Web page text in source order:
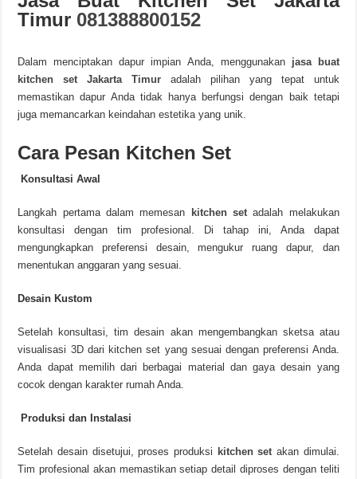
Timur 081388800152
Dalam menciptakan dapur impian Anda, menggunakan
jasa buat
kitchen set Jakarta Timur adalah pilihan yang tepat untuk
memastikan dapur Anda tidak hanya berfungsi dengan baik tetapi
juga memancarkan keindahan estetika yang unik.
Cara Pesan Kitchen Set
Konsultasi Awal
Langkah pertama dalam memesan kitchen setadalah melakukan
konsultasi dengan tim profesional. Di tahap ini, Anda dapat
mengungkapkan preferensi desain, mengukur ruang dapur, dan
menentukan anggaran yang sesuai.
Desain Kustom
Setelah konsultasi, tim desain akan mengembangkan sketsa atau
visualisasi 3D dari kitchen set yang sesuai dengan preferensi Anda.
Anda dapat memilih dari berbagai material dan gaya desain yang
cocok dengan karakter rumah Anda.
Produksi dan Instalasi
Setelah desain disetujui, proses produksi kitchen set akan dimulai.
Tim profesional akan memastikan setiap detail diproses dengan teliti